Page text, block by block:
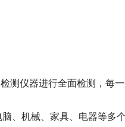
仪器进行全面检测，每一
机械、家具、电器等多